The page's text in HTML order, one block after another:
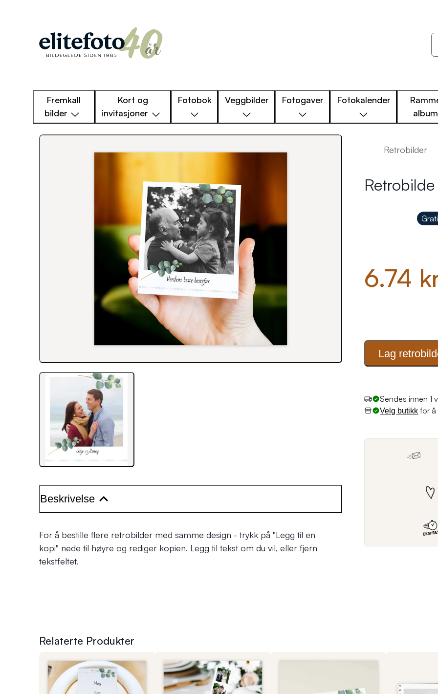
Fremkall
bilder
Kort og
invitasjoner
Fotobok Veggbilder Fotogaver Fotokalender
album
Beskrivelse
For å bestille flere retrobilder med samme design - trykk på "Legg til en
kopi" nede til høyre og rediger kopien. Legg til tekst om du vil, eller fjern
tekstfeltet.
Retrobilder
6.74
Lag
Sendes innen 1
Velg butikk for å
Relaterte Produkter